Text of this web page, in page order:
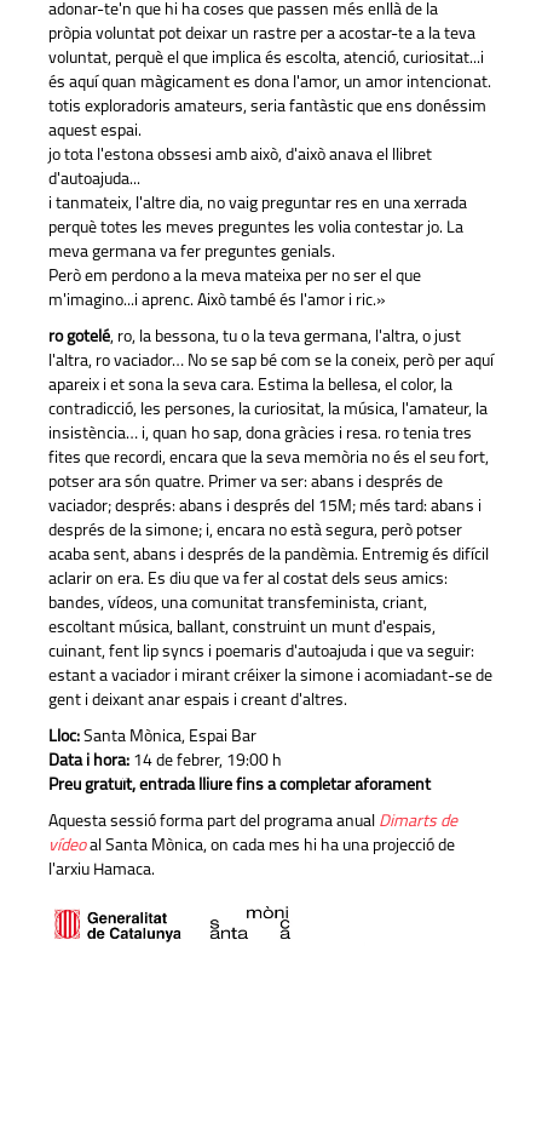
adonar-te'n que hi ha coses que passen més enllà de la
pròpia voluntat pot deixar un rastre per a acostar-te a la teva
voluntat, perquè el que implica és escolta, atenció, curiositat...i
és aquí quan màgicament es dona l'amor, un amor intencionat.
totis exploradoris amateurs, seria fantàstic que ens donéssim
aquest espai.
jo tota l'estona obssesi amb això, d'això anava el llibret
d'autoajuda...
i tanmateix, l'altre dia, no vaig preguntar res en una xerrada
perquè totes les meves preguntes les volia contestar jo. La
meva germana va fer preguntes genials.
Però em perdono a la meva mateixa per no ser el que
m'imagino...i aprenc. Això també és l'amor i ric.»
ro gotelé, ro, la bessona, tu o la teva germana, l'altra, o just
l'altra, ro vaciador… No se sap bé com se la coneix, però per aquí
apareix i et sona la seva cara. Estima la bellesa, el color, la
contradicció, les persones, la curiositat, la música, l'amateur, la
insistència… i, quan ho sap, dona gràcies i resa. ro tenia tres
fites que recordi, encara que la seva memòria no és el seu fort,
potser ara són quatre. Primer va ser: abans i després de
vaciador; després: abans i després del 15M; més tard: abans i
després de la simone; i, encara no està segura, però potser
acaba sent, abans i després de la pandèmia. Entremig és difícil
aclarir on era. Es diu que va fer al costat dels seus amics:
bandes, vídeos, una comunitat transfeminista, criant,
escoltant música, ballant, construint un munt d'espais,
cuinant, fent lip syncs i poemaris d'autoajuda i que va seguir:
estant a vaciador i mirant créixer la simone i acomiadant-se de
gent i deixant anar espais i creant d'altres.
Lloc: Santa Mònica, Espai Bar
Data i hora: 14 de febrer, 19:00 h
Preu gratuït, entrada lliure fins a completar aforament
Aquesta sessió forma part del programa anual Dimarts de
vídeoal Santa Mònica, on cada mes hi ha una projecció de
l'arxiu Hamaca.